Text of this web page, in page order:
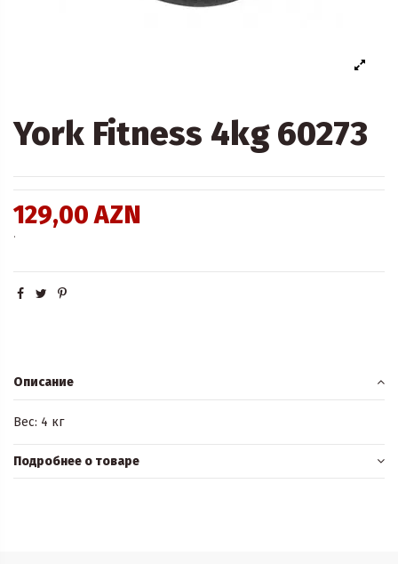
York Fitness 4kg 60273
129,00 AZN
.
Описание
Вес: 4 кг
Подробнее о товаре